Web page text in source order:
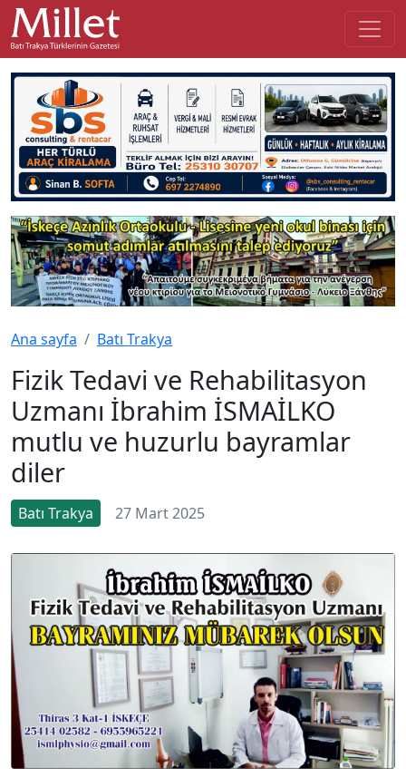
Ana sayfa Batı Trakya
Fizik Tedavi ve Rehabilitasyon
Uzmanı İbrahim İSMAİLKO
mutlu ve huzurlu bayramlar
diler
Batı Trakya 27 Mart 2025